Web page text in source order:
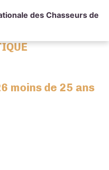
des Chasseurs de
moins de 25 ans